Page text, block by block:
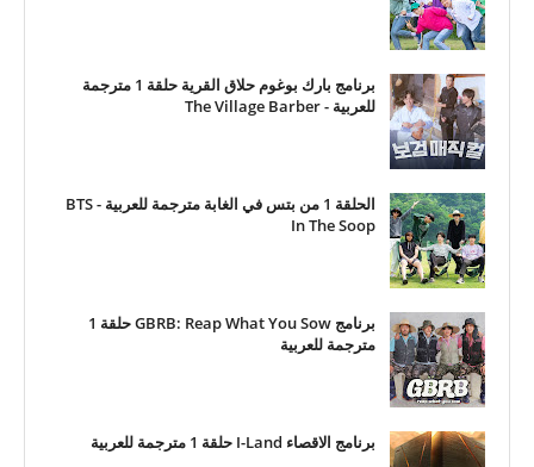
برنامج بارك بوغوم حلاق القرية حلقة 1 مترجمة
للعربية - The Village Barber
الحلقة 1 من بتس في الغابة مترجمة للعربية - BTS
In The Soop
برنامج GBRB: Reap What You Sow حلقة 1
مترجمة للعربية
برنامج الاقصاء I-Land حلقة 1 مترجمة للعربية